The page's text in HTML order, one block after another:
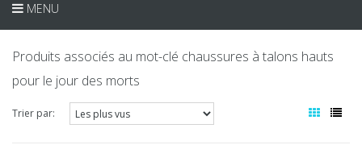
MENU
Produits associés au mot-clé chaussures à talons hauts
pour le jour des morts
Trier par: